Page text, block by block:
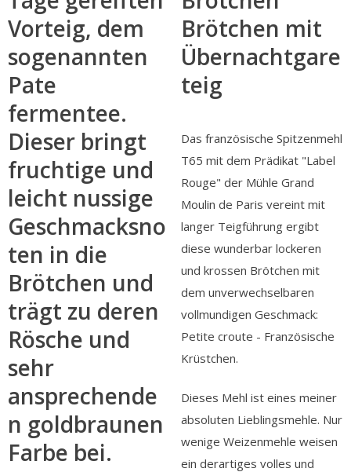
Vorteig, dem
sogenannten
Pate
fermentee.
Dieser bringt
fruchtige und
leicht nussige
Geschmacksno
ten in die
Brötchen und
trägt zu deren
Rösche und
sehr
ansprechende
n goldbraunen
Farbe bei.
Brötchen mit
Übernachtgare
teig
Das französische Spitzenmehl
T65 mit dem Prädikat "Label
Rouge" der Mühle Grand
Moulin de Paris vereint mit
langer Teigführung ergibt
diese wunderbar lockeren
und krossen Brötchen mit
dem unverwechselbaren
vollmundigen Geschmack:
Petite croute - Französische
Krüstchen.
Dieses Mehl ist eines meiner
absoluten Lieblingsmehle. Nur
wenige Weizenmehle weisen
ein derartiges volles und